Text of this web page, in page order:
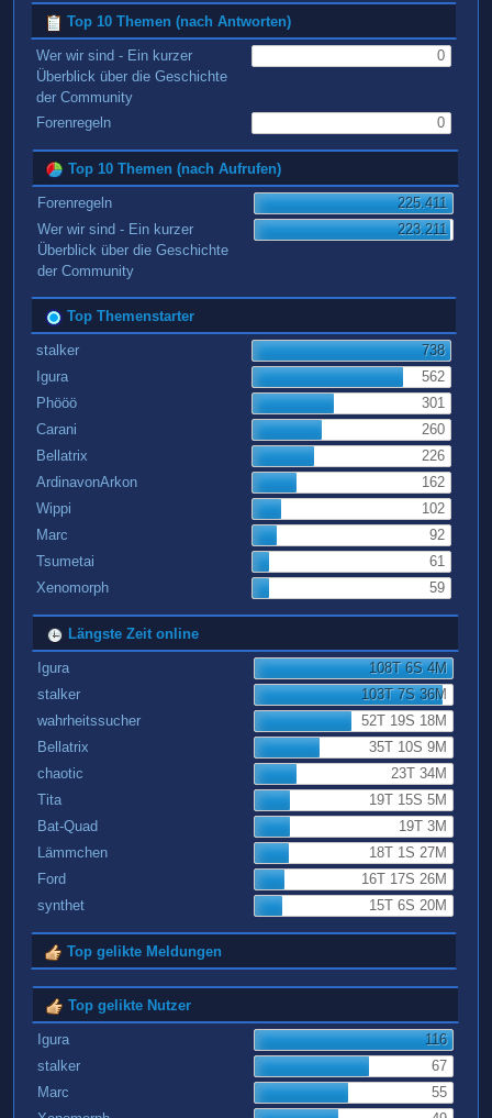
Top 10 Themen (nach Antworten)
Wer wir sind - Ein kurzer
Überblick über die Geschichte
der Community
0
Forenregeln 0
Top 10 Themen (nach Aufrufen)
Forenregeln
225.411
Wer wir sind - Ein kurzer
Überblick über die Geschichte
der Community
223.211
Top Themenstarter
stalker
738
Igura
562
Phööö
301
Carani
260
Bellatrix
226
ArdinavonArkon
162
Wippi
102
Marc
92
Tsumetai
61
Xenomorph
59
Längste Zeit online
Igura
108T 6S 4M
stalker
103T 7S 36M
wahrheitssucher
52T 19S 18M
Bellatrix
35T 10S 9M
chaotic
23T 34M
Tita
19T 15S 5M
Bat-Quad
19T 3M
Lämmchen
18T 1S 27M
Ford
16T 17S 26M
synthet
15T 6S 20M
Top gelikte Meldungen
Top gelikte Nutzer
Igura
116
stalker
67
Marc
55